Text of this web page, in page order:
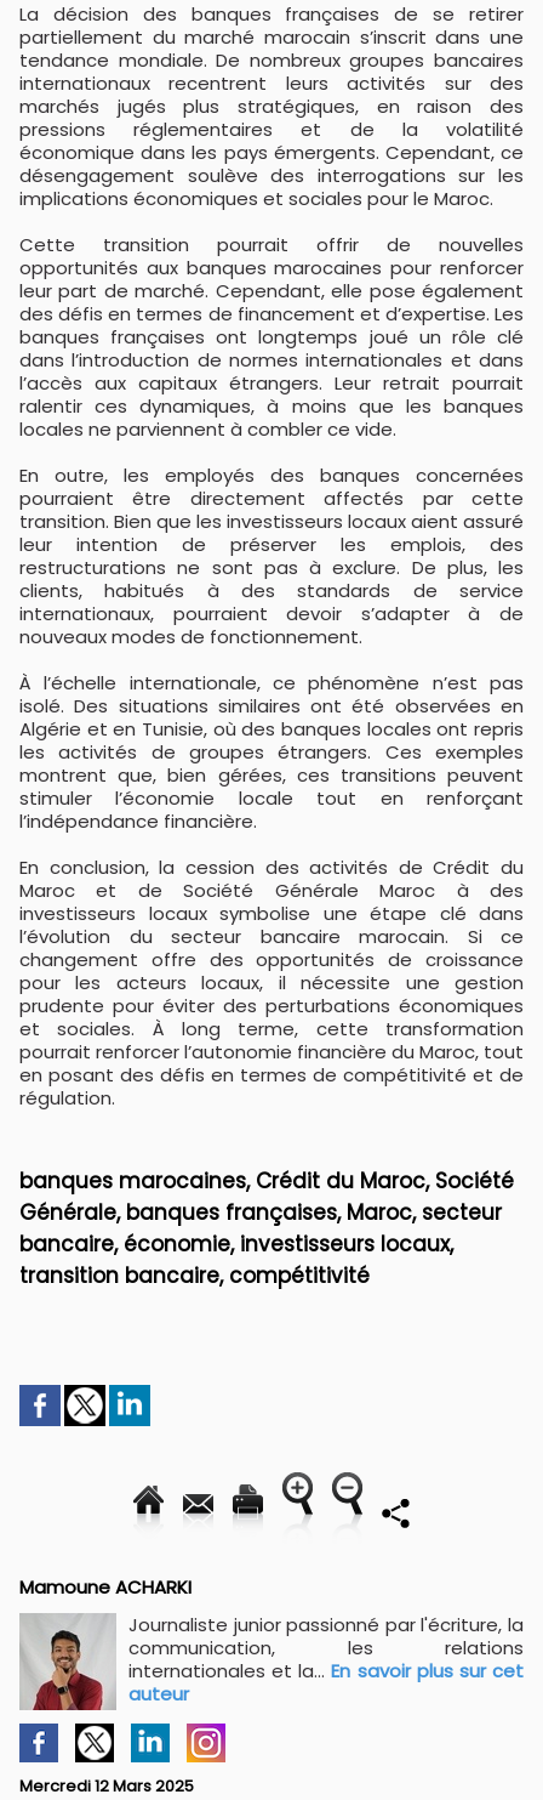
La décision des banques françaises de se retirer
partiellement du marché marocain s’inscrit dans une
tendance mondiale. De nombreux groupes bancaires
internationaux recentrent leurs activités sur des
marchés jugés plus stratégiques, en raison des
pressions réglementaires et de la volatilité
économique dans les pays émergents. Cependant, ce
désengagement soulève des interrogations sur les
implications économiques et sociales pour le Maroc.
Cette transition pourrait offrir de nouvelles
opportunités aux banques marocaines pour renforcer
leur part de marché. Cependant, elle pose également
des défis en termes de financement et d’expertise. Les
banques françaises ont longtemps joué un rôle clé
dans l’introduction de normes internationales et dans
l’accès aux capitaux étrangers. Leur retrait pourrait
ralentir ces dynamiques, à moins que les banques
locales ne parviennent à combler ce vide.
En outre, les employés des banques concernées
pourraient être directement affectés par cette
transition. Bien que les investisseurs locaux aient assuré
leur intention de préserver les emplois, des
restructurations ne sont pas à exclure. De plus, les
clients, habitués à des standards de service
internationaux, pourraient devoir s’adapter à de
nouveaux modes de fonctionnement.
À l’échelle internationale, ce phénomène n’est pas
isolé. Des situations similaires ont été observées en
Algérie et en Tunisie, où des banques locales ont repris
les activités de groupes étrangers. Ces exemples
montrent que, bien gérées, ces transitions peuvent
stimuler l’économie locale tout en renforçant
l’indépendance financière.
En conclusion, la cession des activités de Crédit du
Maroc et de Société Générale Maroc à des
investisseurs locaux symbolise une étape clé dans
l’évolution du secteur bancaire marocain. Si ce
changement offre des opportunités de croissance
pour les acteurs locaux, il nécessite une gestion
prudente pour éviter des perturbations économiques
et sociales. À long terme, cette transformation
pourrait renforcer l’autonomie financière du Maroc, tout
en posant des défis en termes de compétitivité et de
régulation.
banques marocaines, Crédit du Maroc, Société
Générale, banques françaises, Maroc, secteur
bancaire, économie, investisseurs locaux,
transition bancaire, compétitivité
Mamoune ACHARKI
Journaliste junior passionné par l'écriture, la
communication, les relations
internationales et la...En savoir plus sur cet
auteur
Mercredi 12 Mars 2025